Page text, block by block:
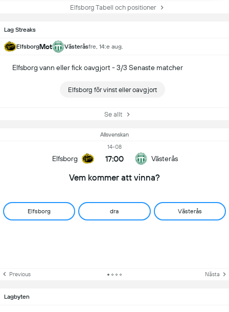
Elfsborg Tabell och positioner
Lag Streaks
ElfsborgMot Västeråsfre, 14:e aug.
Elfsborg vann eller fick oavgjort - 3/3 Senaste matcher
Elfsborg för vinst eller oavgjort
Se allt
Allsvenskan
Elfsborg
14-08
17:00 Västerås
Vem kommer att vinna?
Elfsborg dra Västerås
Previous Nästa
Lagbyten